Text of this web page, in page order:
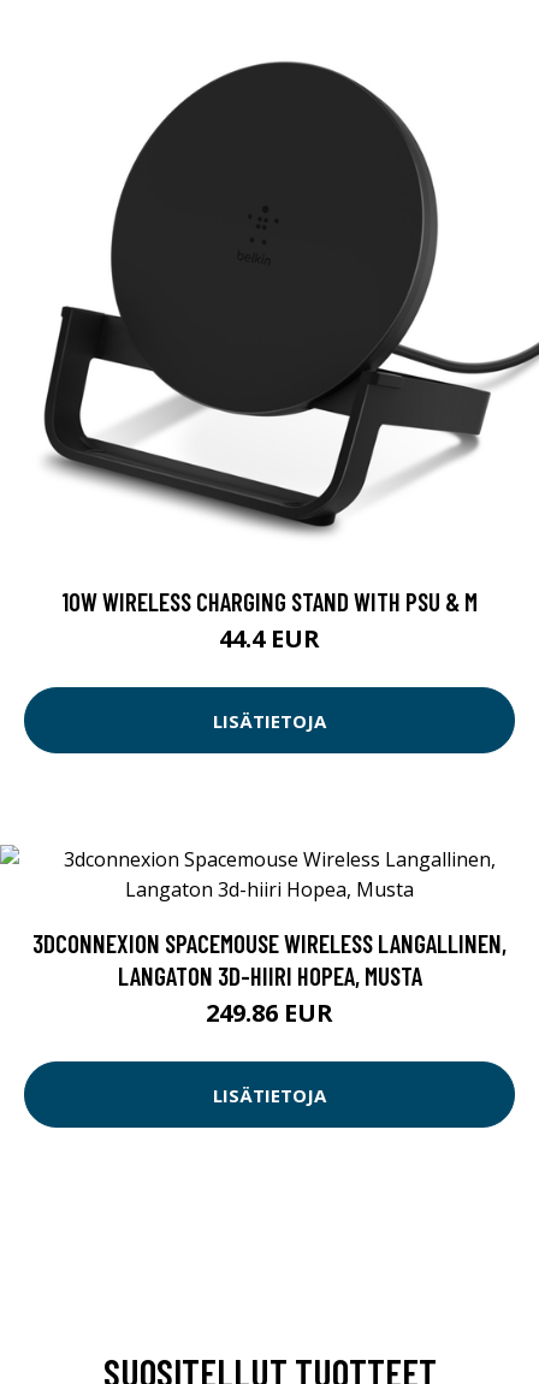
10W WIRELESS CHARGING STAND WITH PSU & M
44.4 EUR
LISÄTIETOJA
3DCONNEXION SPACEMOUSE WIRELESS LANGALLINEN,
LANGATON 3D-HIIRI HOPEA, MUSTA
249.86 EUR
LISÄTIETOJA
SUOSITELLUT TUOTTEET